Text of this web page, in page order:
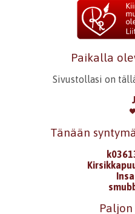
Paikalla
Sivustollasi on
Tänään